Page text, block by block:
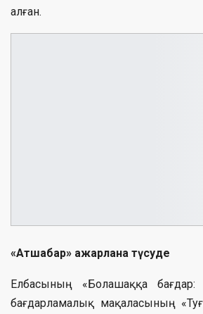
алған.
«Атшабар» ажарлана түсуде
Елбасының «Болашаққа бағдар:
бағдарламалық мақаласының